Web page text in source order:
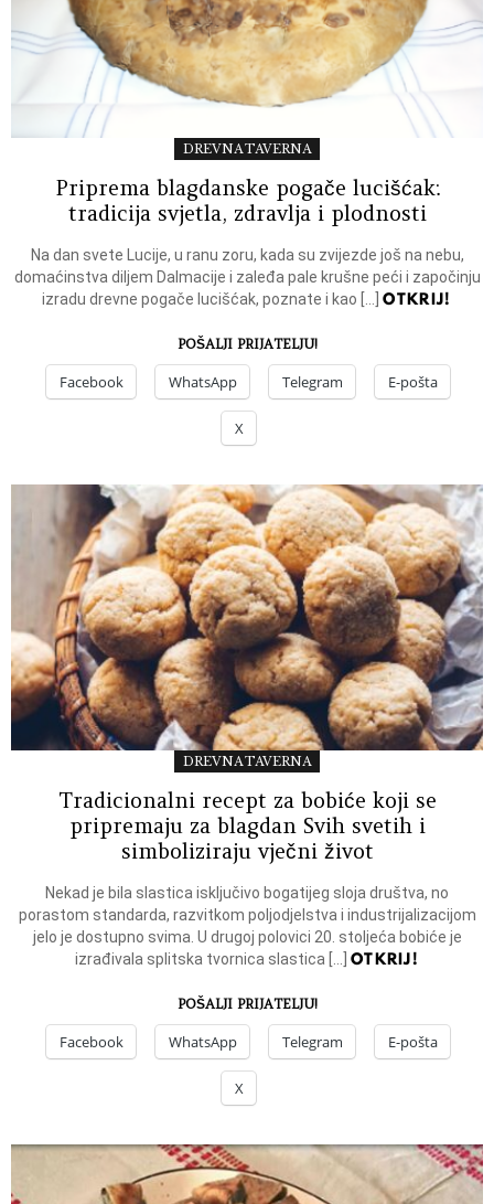
DREVNA TAVERNA
Priprema blagdanske pogače lucišćak:
tradicija svjetla, zdravlja i plodnosti
Na dan svete Lucije, u ranu zoru, kada su zvijezde još na nebu,
domaćinstva diljem Dalmacije i zaleđa pale krušne peći i započinju
izradu drevne pogače lucišćak, poznate i kao […]OTKRIJ!
POŠALJI PRIJATELJU!
Facebook WhatsApp Telegram E-pošta
X
DREVNA TAVERNA
Tradicionalni recept za bobiće koji se
pripremaju za blagdan Svih svetih i
simboliziraju vječni život
Nekad je bila slastica isključivo bogatijeg sloja društva, no
porastom standarda, razvitkom poljodjelstva i industrijalizacijom
jelo je dostupno svima. U drugoj polovici 20. stoljeća bobiće je
izrađivala splitska tvornica slastica […] OTKRIJ!
POŠALJI PRIJATELJU!
Facebook WhatsApp Telegram E-pošta
X